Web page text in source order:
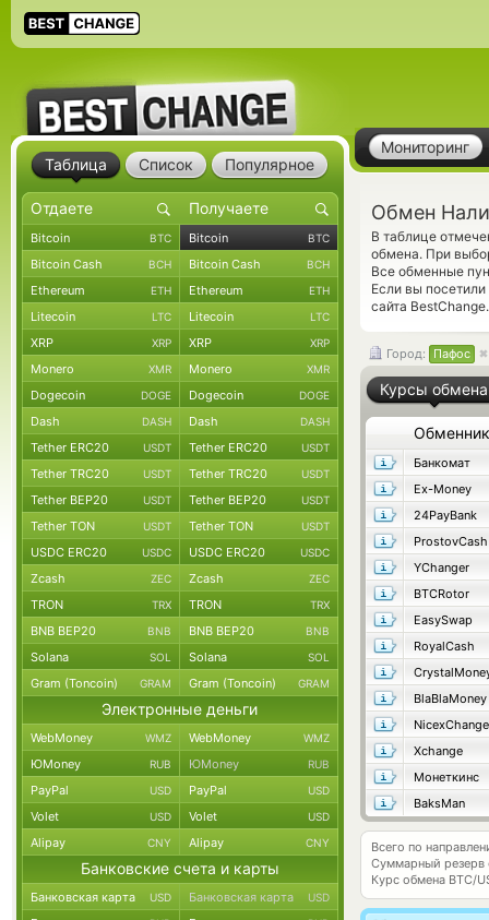
Мониторинг
Обмен
В таблице
обмена. При
Все обменные
Если вы
сайта BestChange.
Город: Пафос
Курсы обмена
Обменник
Банкомат
Ex-Money
24PayBank
ProstovCash
YChanger
BTCRotor
EasySwap
RoyalCash
BlaBlaMoney
Xchange
Монеткинс
BaksMan
Всего по
Суммарный резерв
Курс обмена BTC/
Таблица Список Популярное
Bitcoin BTC Bitcoin BTC
Bitcoin Cash BCH Bitcoin Cash BCH
Ethereum ETH Ethereum ETH
Litecoin LTC Litecoin LTC
XRP XRP XRP XRP
Monero XMR Monero XMR
Dogecoin DOGE Dogecoin DOGE
Dash DASH Dash DASH
Tether ERC20 USDT Tether ERC20 USDT
Tether TRC20 USDT Tether TRC20 USDT
Tether BEP20 USDT Tether BEP20 USDT
Tether TON USDT Tether TON USDT
USDC ERC20 USDC USDC ERC20 USDC
Zcash ZEC Zcash ZEC
TRON TRX TRON TRX
BNB BEP20 BNB BNB BEP20 BNB
Solana SOL Solana SOL
Gram (Toncoin) GRAM Gram (Toncoin) GRAM
Электронные деньги
WebMoney WMZ WebMoney WMZ
ЮMoney RUB ЮMoney RUB
PayPal USD PayPal USD
Volet USD Volet USD
Alipay CNY Alipay CNY
Банковские счета и карты
Банковская карта USD Банковская карта USD